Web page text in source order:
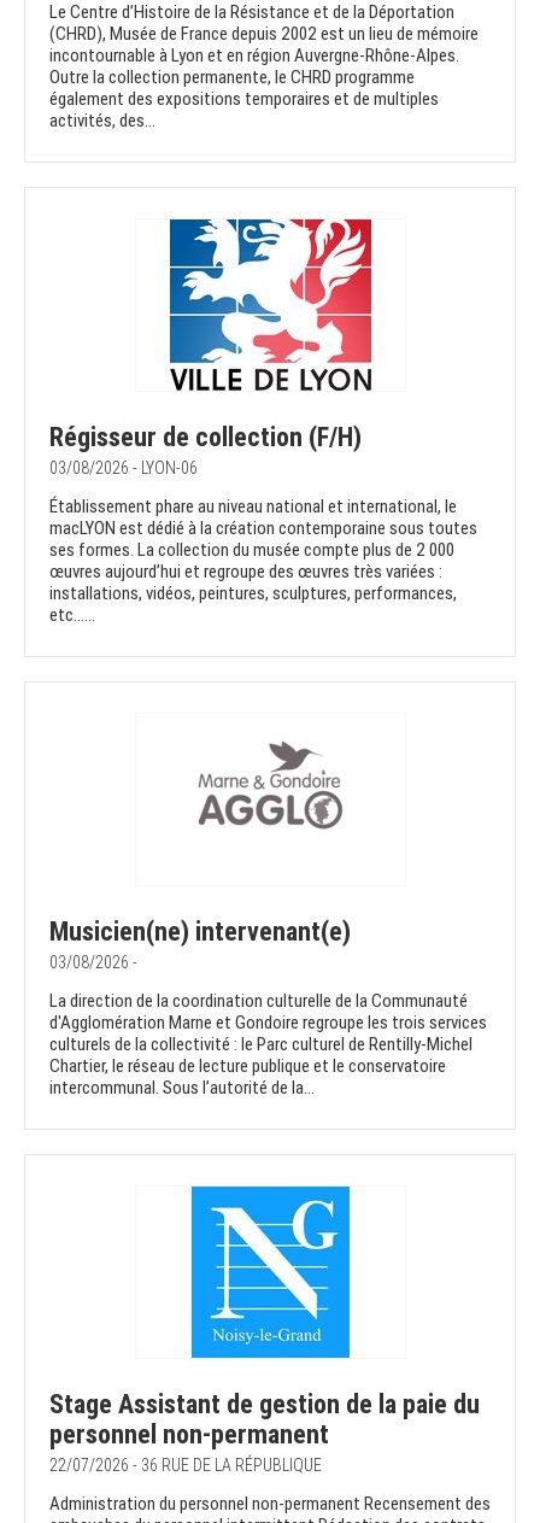
Le Centre d’Histoire de la Résistance et de la Déportation
(CHRD), Musée de France depuis 2002 est un lieu de mémoire
incontournable à Lyon et en région Auvergne-Rhône-Alpes.
Outre la collection permanente, le CHRD programme
également des expositions temporaires et de multiples
activités, des...
Régisseur de collection (F/H)
03/08/2026 - LYON-06
Établissement phare au niveau national et international, le
macLYON est dédié à la création contemporaine sous toutes
ses formes. La collection du musée compte plus de 2 000
œuvres aujourd’hui et regroupe des œuvres très variées :
installations, vidéos, peintures, sculptures, performances,
etc......
Musicien(ne) intervenant(e)
03/08/2026 -
La direction de la coordination culturelle de la Communauté
d'Agglomération Marne et Gondoire regroupe les trois services
culturels de la collectivité : le Parc culturel de Rentilly-Michel
Chartier, le réseau de lecture publique et le conservatoire
intercommunal. Sous l’autorité de la...
Stage Assistant de gestion de la paie du
personnel non-permanent
22/07/2026 - 36 RUE DE LA RÉPUBLIQUE
Administration du personnel non-permanent Recensement des